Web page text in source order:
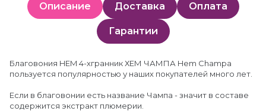
Описание Доставка Оплата
Гарантии
Благовония HEM 4-хгранник ХЕМ ЧАМПА Hem Champa
пользуется популярностью у наших покупателей много лет.
Если в благовонии есть название Чампа - значит в составе
содержится экстракт плюмерии.